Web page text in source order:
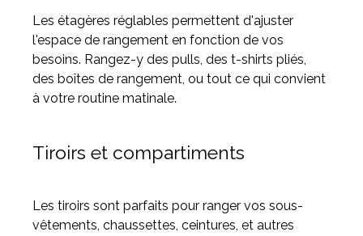
Les étagères réglables permettent d'ajuster
l'espace de rangement en fonction de vos
besoins. Rangez-y des pulls, des t-shirts pliés,
des boîtes de rangement, ou tout ce qui convient
à votre routine matinale.
Tiroirs et compartiments
Les tiroirs sont parfaits pour ranger vos sous-
vêtements, chaussettes, ceintures, et autres